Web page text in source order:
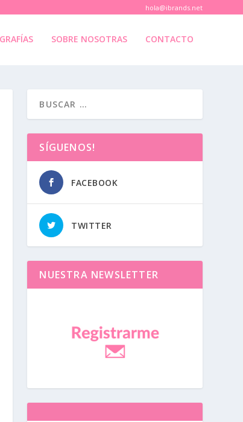
hola@ibrands.net
SOBRE NOSOTRAS CONTACTO
SÍGUENOS!
FACEBOOK
TWITTER
NUESTRA NEWSLETTER